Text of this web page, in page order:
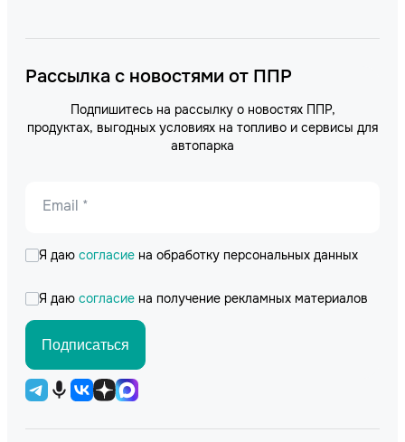
Рассылка с новостями от ППР
Подпишитесь на рассылку о новостях ППР,
продуктах, выгодных условиях на топливо и сервисы для
автопарка
Email *
Я даю согласие на обработку персональных данных
Я даю согласие на получение рекламных материалов
Подписаться